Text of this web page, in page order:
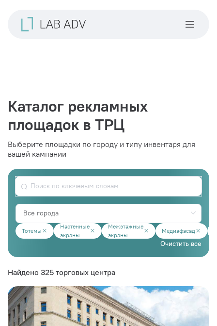
Каталог рекламных
площадок в ТРЦ
Выберите площадки по городу и типу инвентаря для
вашей кампании
Тотемы
Настенные
экраны
Межэтажные
экраны
Медиафасад
Очистить все
Найдено 325 торговых центра